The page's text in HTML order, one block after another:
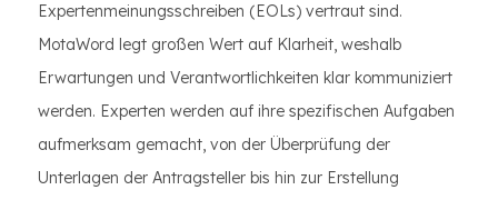
Expertenmeinungsschreiben (EOLs) vertraut sind.
MotaWord legt großen Wert auf Klarheit, weshalb
Erwartungen und Verantwortlichkeiten klar kommuniziert
werden. Experten werden auf ihre spezifischen Aufgaben
aufmerksam gemacht, von der Überprüfung der
Unterlagen der Antragsteller bis hin zur Erstellung